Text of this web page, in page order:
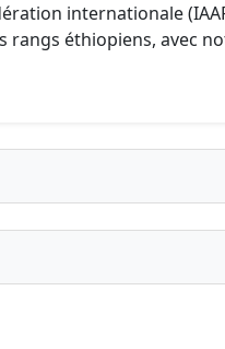
internationale
éthiopiens, avec